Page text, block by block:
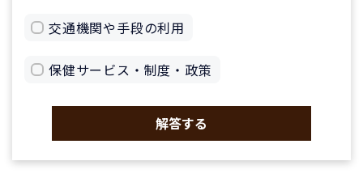
交通機関や手段の利用
保健サービス・制度・政策
解答する